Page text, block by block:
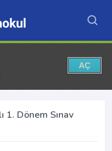
AÇ
1. Dönem Sınav